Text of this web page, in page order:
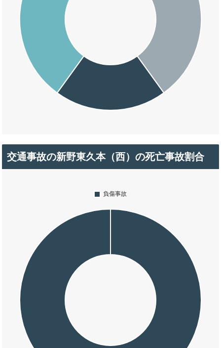
交通事故の新野東久本（西）の死亡事故割合